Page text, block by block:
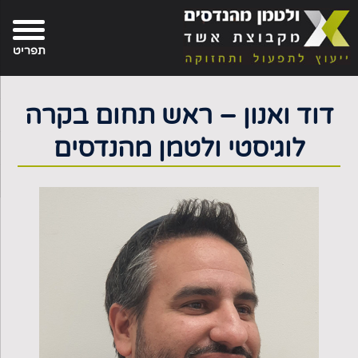
מפת
האתר
עבור
לתוכן
יצירת-קשר
דוד ואנון – ראש תחום בקרה
לוגיסטי ולטמן מהנדסים
תפריט